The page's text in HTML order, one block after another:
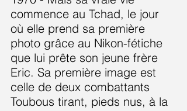
commence au Tchad, le jour
où elle prend sa première
photo grâce au Nikon-fétiche
que lui prête son jeune frère
Eric. Sa première image est
celle de deux combattants
Toubous tirant, pieds nus, à la